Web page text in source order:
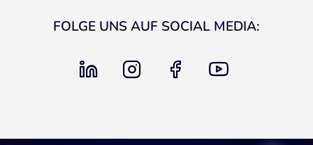
FOLGE UNS AUF SOCIAL MEDIA:
linkedin instagram